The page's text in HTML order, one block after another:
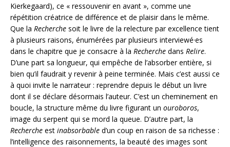
Kierkegaard), ce « ressouvenir en avant », comme une
répétition créatrice de différence et de plaisir dans le même.
Que la Recherche soit le livre de la relecture par excellence tient
à plusieurs raisons, énumérées par plusieurs interviewé·es
dans le chapitre que je consacre à la Recherche dans Relire.
D’une part sa longueur, qui empêche de l’absorber entière, si
bien qu’il faudrait y revenir à peine terminée. Mais c’est aussi ce
à quoi invite le narrateur : reprendre depuis le début un livre
dont il se déclare désormais l’auteur. C’est un cheminement en
boucle, la structure même du livre figurant un ouroboros,
image du serpent qui se mord la queue. D’autre part, la
Recherche est inabsorbable d’un coup en raison de sa richesse :
l’intelligence des raisonnements, la beauté des images sont